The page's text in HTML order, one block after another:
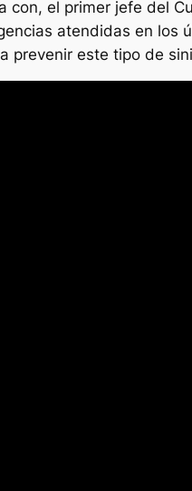
con, el primer jefe del
atendidas en los
prevenir este tipo de